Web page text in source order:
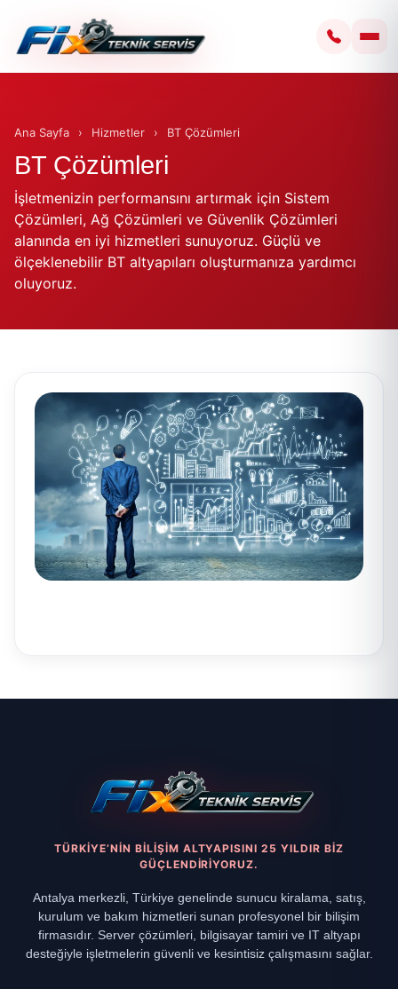
Ana Sayfa › Hizmetler › BT Çözümleri
BT Çözümleri
İşletmenizin performansını artırmak için Sistem
Çözümleri, Ağ Çözümleri ve Güvenlik Çözümleri
alanında en iyi hizmetleri sunuyoruz. Güçlü ve
ölçeklenebilir BT altyapıları oluşturmanıza yardımcı
oluyoruz.
TÜRKIYE’NIN BILIŞIM ALTYAPISINI 25 YILDIR BIZ
GÜÇLENDIRIYORUZ.
Antalya merkezli, Türkiye genelinde sunucu kiralama, satış,
kurulum ve bakım hizmetleri sunan profesyonel bir bilişim
firmasıdır. Server çözümleri, bilgisayar tamiri ve IT altyapı
desteğiyle işletmelerin güvenli ve kesintisiz çalışmasını sağlar.